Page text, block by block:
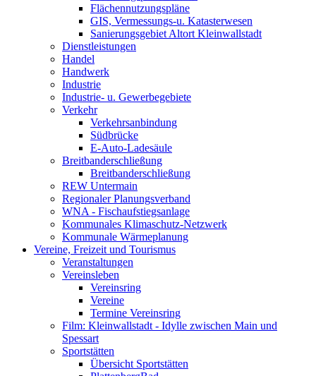
Flächennutzungspläne
GIS, Vermessungs-u. Katasterwesen
Sanierungsgebiet Altort Kleinwallstadt
Dienstleistungen
Handel
Handwerk
Industrie
Industrie- u. Gewerbegebiete
Verkehr
Verkehrsanbindung
Südbrücke
E-Auto-Ladesäule
Breitbanderschließung
Breitbanderschließung
REW Untermain
Regionaler Planungsverband
WNA - Fischaufstiegsanlage
Kommunales Klimaschutz-Netzwerk
Kommunale Wärmeplanung
Vereine, Freizeit und Tourismus
Veranstaltungen
Vereinsleben
Vereinsring
Vereine
Termine Vereinsring
Film: Kleinwallstadt - Idylle zwischen Main und
Spessart
Sportstätten
Übersicht Sportstätten